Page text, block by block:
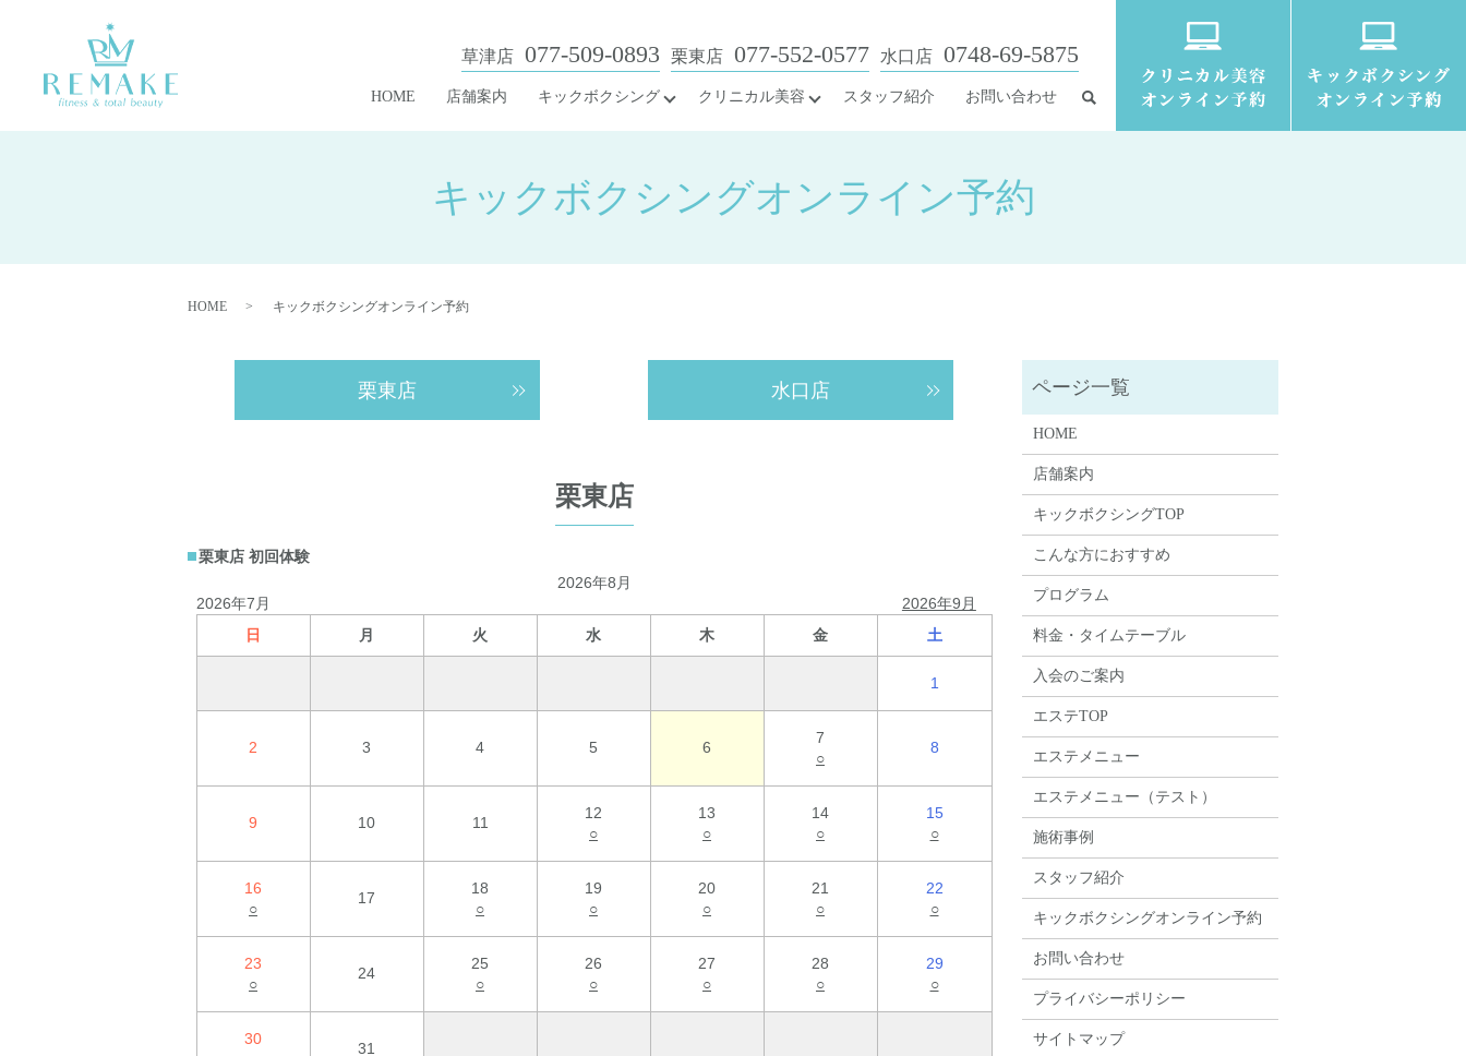
HOME 店舗案内 キックボクシング クリニカル美容 スタッフ紹介 お問い合わせ
草津店 077-509-0893 栗東店 077-552-0577 水口店 0748-69-5875
キックボクシングオンライン予約
HOME キックボクシングオンライン予約
栗東店 水口店
栗東店
栗東店 初回体験
2026年8月
2026年7月
2026年9月
日
月 火 水 木 金 土
1
2 3 4 5 6
7
○
8
9 10 11
12
○
13
○
14
○
15
○
16
○
17
18
○
19
○
20
○
21
○
22
○
23
○
24
25
○
26
○
27
○
28
○
29
○
30
31
HOME
店舗案内
キックボクシングTOP
こんな方におすすめ
プログラム
料金・タイムテーブル
入会のご案内
エステTOP
エステメニュー
エステメニュー（テスト）
施術事例
スタッフ紹介
キックボクシングオンライン予約
お問い合わせ
プライバシーポリシー
サイトマップ